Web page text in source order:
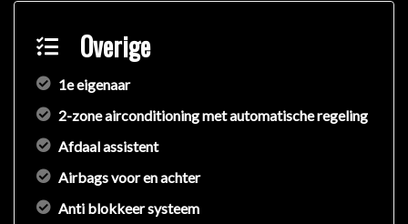
Overige
1e eigenaar
2-zone airconditioning met automatische regeling
Afdaal assistent
Airbags voor en achter
Anti blokkeer systeem